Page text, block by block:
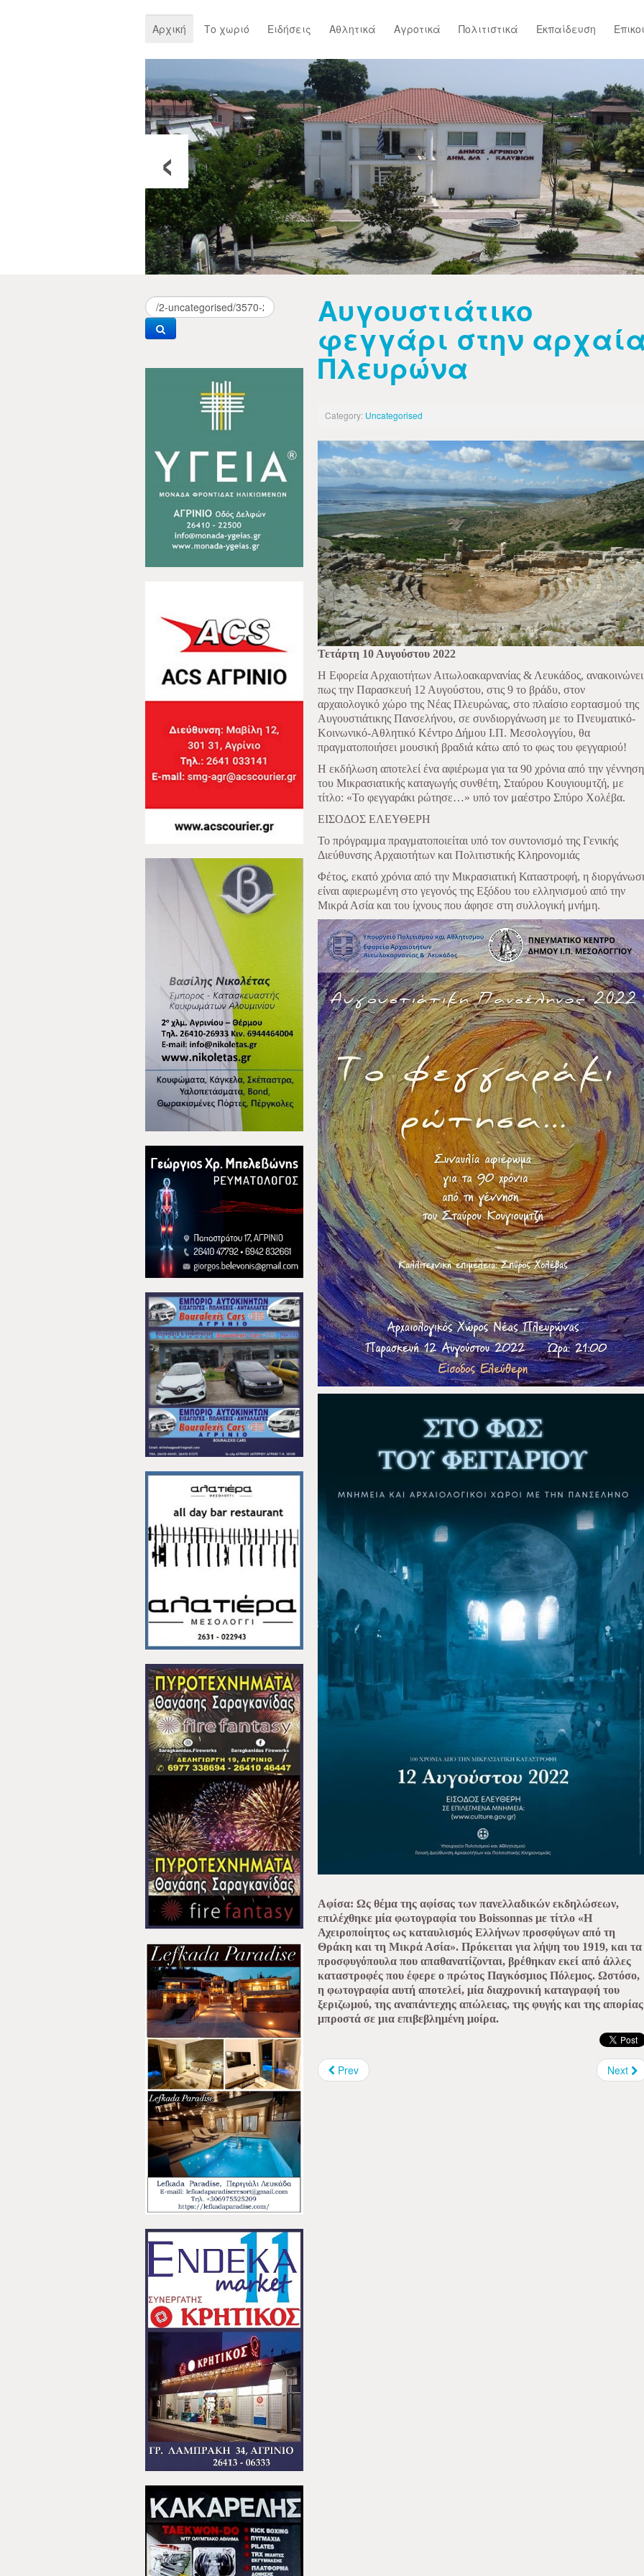
Αρχική Το χωριό Ειδήσεις Αθλητικά Αγροτικά Πολιτιστικά Εκπαίδευση
‹
Αυγουστιάτικο
φεγγάρι στην
Πλευρώνα
Category: Uncategorised
Τετάρτη 10 Αυγούστου 2022
Η Εφορεία Αρχαιοτήτων Αιτωλοακαρνανίας & Λευκάδος, ανακοινώνει
πως την Παρασκευή 12 Αυγούστου, στις 9 το βράδυ, στον
αρχαιολογικό χώρο της Νέας Πλευρώνας, στο πλαίσιο εορτασμού της
Αυγουστιάτικης Πανσελήνου, σε συνδιοργάνωση με το Πνευματικό-
Κοινωνικό-Αθλητικό Κέντρο Δήμου Ι.Π. Μεσολογγίου, θα
πραγματοποιήσει μουσική βραδιά κάτω από το φως του φεγγαριού!
Η εκδήλωση αποτελεί ένα αφιέρωμα για τα 90 χρόνια από την γέννηση
του Μικρασιατικής καταγωγής συνθέτη, Σταύρου Κουγιουμτζή, με
τίτλο: «Το φεγγαράκι ρώτησε…» υπό τον μαέστρο Σπύρο Χολέβα.
ΕΙΣΟΔΟΣ ΕΛΕΥΘΕΡΗ
Το πρόγραμμα πραγματοποιείται υπό τον συντονισμό της Γενικής
Διεύθυνσης Αρχαιοτήτων και Πολιτιστικής Κληρονομιάς
Φέτος, εκατό χρόνια από την Μικρασιατική Καταστροφή, η
είναι αφιερωμένη στο γεγονός της Εξόδου του ελληνισμού από την
Μικρά Ασία και του ίχνους που άφησε στη συλλογική μνήμη.
Αφίσα: Ως θέμα της αφίσας των πανελλαδικών εκδηλώσεων,
επιλέχθηκε μία φωτογραφία του Boissonnas με τίτλο «Η
Αχειροποίητος ως καταυλισμός Ελλήνων προσφύγων από τη
Θράκη και τη Μικρά Ασία». Πρόκειται για λήψη του 1919, και τα
προσφυγόπουλα που απαθανατίζονται, βρέθηκαν εκεί από άλλες
καταστροφές που έφερε ο πρώτος Παγκόσμιος Πόλεμος. Ωστόσο,
η φωτογραφία αυτή αποτελεί, μία διαχρονική καταγραφή του
ξεριζωμού, της αναπάντεχης απώλειας, της φυγής και της απορίας
μπροστά σε μια επιβεβλημένη μοίρα.
Prev Next